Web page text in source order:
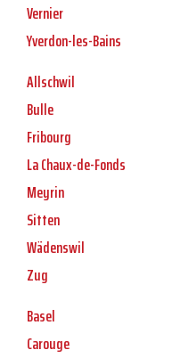
Vernier
Yverdon-les-Bains
Allschwil
Bulle
Fribourg
La Chaux-de-Fonds
Meyrin
Sitten
Wädenswil
Zug
Basel
Carouge